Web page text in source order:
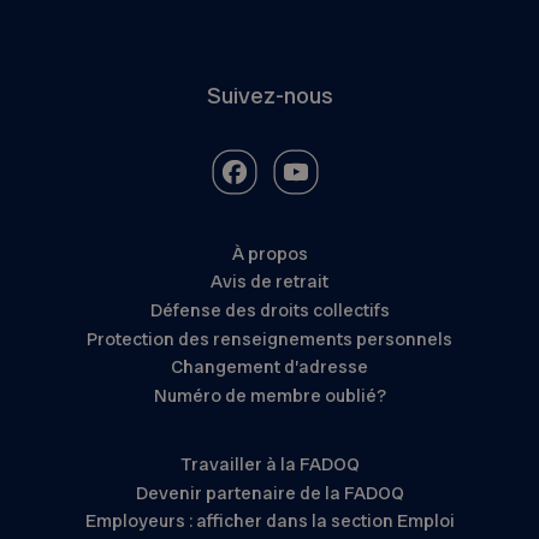
Suivez-nous
À propos
Avis de retrait
Défense des droits collectifs
Protection des renseignements personnels
Changement d’adresse
Numéro de membre oublié?
Travailler à la FADOQ
Devenir partenaire de la FADOQ
Employeurs : afficher dans la section Emploi